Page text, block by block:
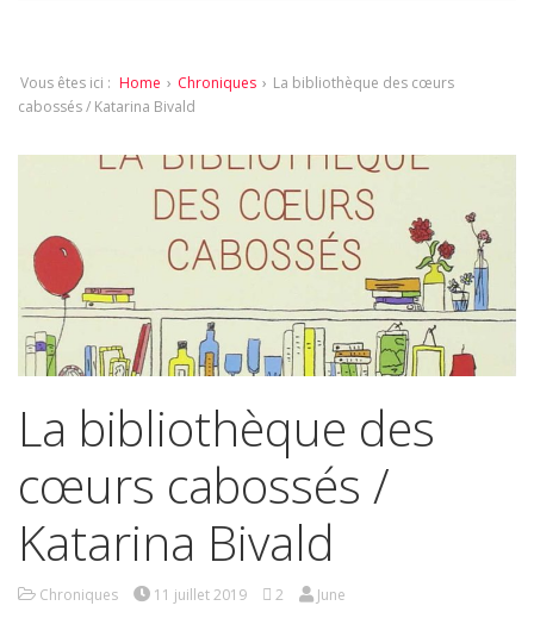
Vous êtes ici : Home › Chroniques › La bibliothèque des cœurs
cabossés / Katarina Bivald
La bibliothèque des
cœurs cabossés /
Katarina Bivald
Chroniques 11 juillet 2019 2 June